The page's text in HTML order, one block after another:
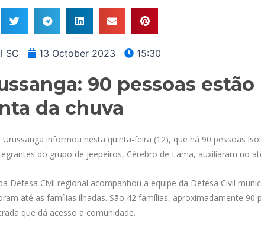
SC 13 October 2023 15:30
90 pessoas
da chuva
Urussanga informou nesta quinta-feira (12), que há 90 pessoas
do grupo de jeepeiros, Cérebro de Lama, auxiliaram no
Defesa Civil regional acompanhou a equipe da Defesa Civil
até as famílias ilhadas. São 42 famílias, aproximadamente 90
que dá acesso a comunidade.